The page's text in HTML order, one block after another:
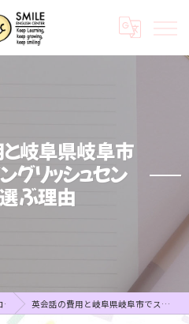
岐阜県岐阜市
グリッシュセン
ぶ理由
英会話の費用と岐阜県岐阜市でスマイルイングリッシュセンターを選ぶ理由